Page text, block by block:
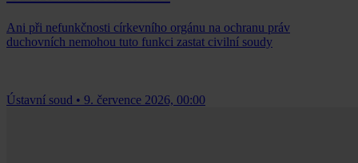
Ani při nefunkčnosti církevního orgánu na ochranu práv
duchovních nemohou tuto funkci zastat civilní soudy
Ústavní soud • 9. července 2026, 00:00